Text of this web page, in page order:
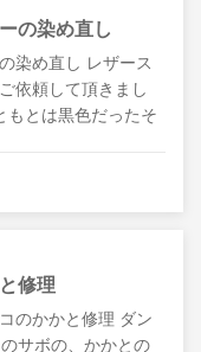
の染め直し
染め直し レザース
依頼して頂きまし
とは黒色だったそ
修理
のかかと修理 ダン
サボの、かかとの